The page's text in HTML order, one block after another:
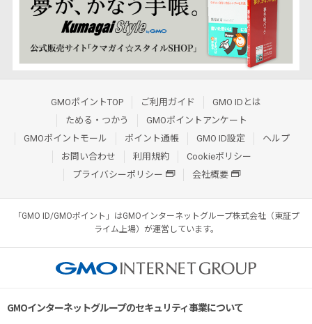
GMOポイントTOP ご利用ガイド
GMO IDとは
ためる・つかう
GMOポイントアンケート
GMOポイントモール
ポイント通帳 GMO ID設定
ヘルプ
お問い合わせ
利用規約
Cookieポリシー
プライバシーポリシー
会社概要
「GMO ID/GMOポイント」はGMOインターネットグループ株式会社（東証プ
ライム上場）が運営しています。
GMOインターネットグループのセキュリティ事業について